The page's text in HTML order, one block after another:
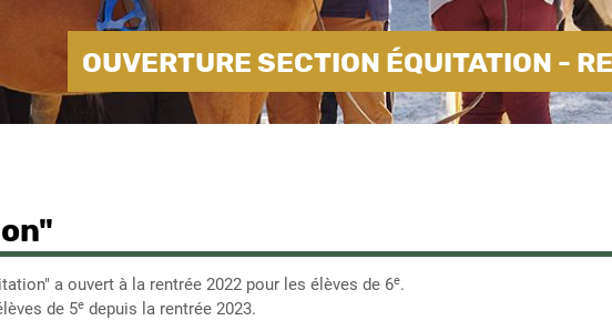
OUVERTURE SECTION ÉQUITATION -
a ouvert à la rentrée 2022 pour les élèves de 6e.
de 5e depuis la rentrée 2023.